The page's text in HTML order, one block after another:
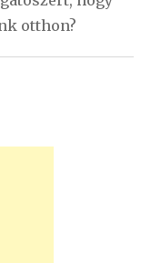
otthon?